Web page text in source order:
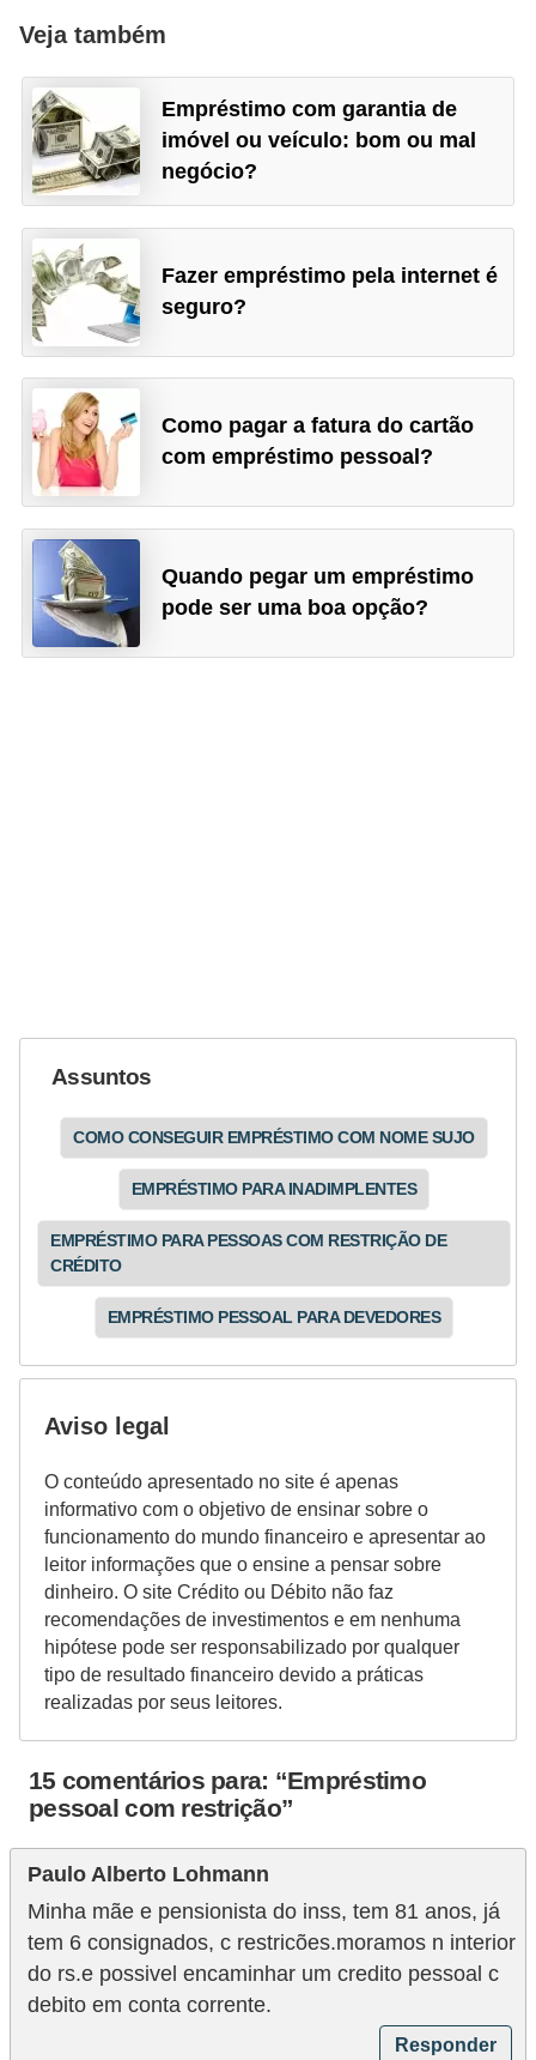
Veja também
Empréstimo com garantia de
imóvel ou veículo: bom ou mal
negócio?
Fazer empréstimo pela internet é
seguro?
Como pagar a fatura do cartão
com empréstimo pessoal?
Quando pegar um empréstimo
pode ser uma boa opção?
Assuntos
COMO CONSEGUIR EMPRÉSTIMO COM NOME SUJO
EMPRÉSTIMO PARA INADIMPLENTES
EMPRÉSTIMO PARA PESSOAS COM RESTRIÇÃO DE
CRÉDITO
EMPRÉSTIMO PESSOAL PARA DEVEDORES
Aviso legal
O conteúdo apresentado no site é apenas
informativo com o objetivo de ensinar sobre o
funcionamento do mundo financeiro e apresentar ao
leitor informações que o ensine a pensar sobre
dinheiro. O site Crédito ou Débito não faz
recomendações de investimentos e em nenhuma
hipótese pode ser responsabilizado por qualquer
tipo de resultado financeiro devido a práticas
realizadas por seus leitores.
15 comentários para: “Empréstimo
pessoal com restrição”
Paulo Alberto Lohmann
Minha mãe e pensionista do inss, tem 81 anos, já
tem 6 consignados, c restricões.moramos n interior
do rs.e possivel encaminhar um credito pessoal c
debito em conta corrente.
Responder
a
E
m
p
r
é
s
t
i
m
s
e
n
a
n
F
o
s
d
e
a
a
m
e
n
t
o
I
m
o
s
o
d
e
r
e